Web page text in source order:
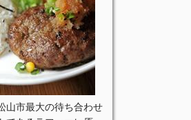
山市最大の待ち合わせ